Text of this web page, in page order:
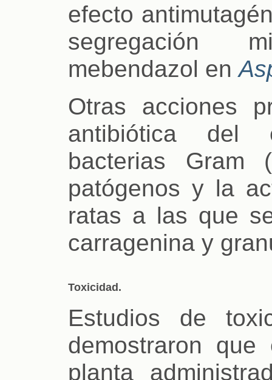
efecto
segregación
mebendazol en
Otras acciones
antibiótica del
bacterias
patógenos y la
ratas a las que
carragenina y
Toxicidad.
Estudios de
demostraron
planta